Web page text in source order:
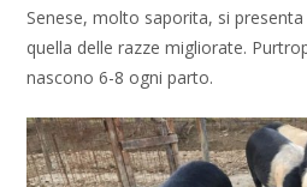
Senese, molto saporita, si
quella delle razze migliorate.
nascono 6-8 ogni parto.